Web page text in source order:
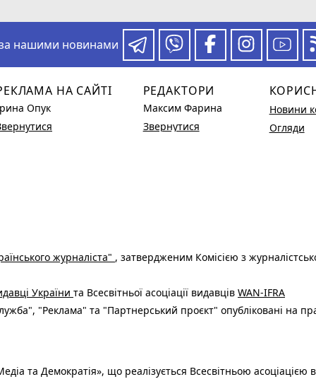
за нашими новинами
НА САЙТІ
Опук
РЕДАКТОРИ
Максим Фарина
Звернутися
Новини
Огляди
журналіста" , затвердженим Комісією з
України та Всесвітньої асоціації видавців WAN-IFRA
"Реклама" та "Партнерський проєкт" опубліковані на
та Демократія», що реалізується Всесвітньою асоціацією